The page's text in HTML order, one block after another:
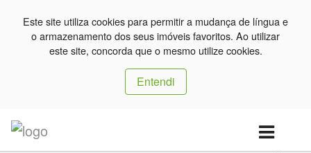
Este site utiliza cookies para permitir a mudança de língua e
o armazenamento dos seus imóveis favoritos. Ao utilizar
este site, concorda que o mesmo utilize cookies.
Entendi